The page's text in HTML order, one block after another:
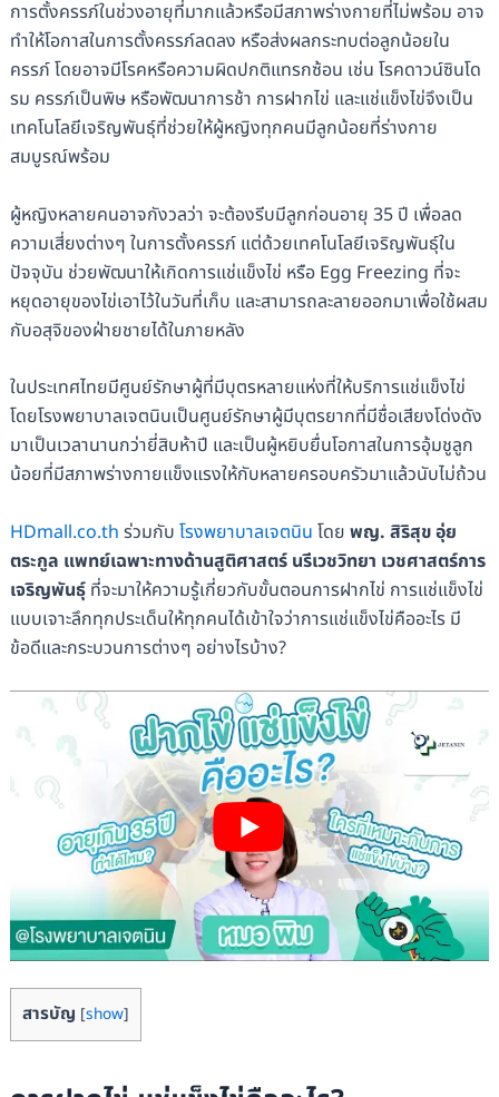
การตั้งครรภ์ในช่วงอายุที่มากแล้วหรือมีสภาพร่างกายที่ไม่พร้อม อาจ
ทำให้โอกาสในการตั้งครรภ์ลดลง หรือส่งผลกระทบต่อลูกน้อยใน
ครรภ์ โดยอาจมีโรคหรือความผิดปกติแทรกซ้อน เช่น โรคดาวน์ซินโด
รม ครรภ์เป็นพิษ หรือพัฒนาการช้า การฝากไข่ และแช่แข็งไข่จึงเป็น
เทคโนโลยีเจริญพันธุ์ที่ช่วยให้ผู้หญิงทุกคนมีลูกน้อยที่ร่างกาย
สมบูรณ์พร้อม
ผู้หญิงหลายคนอาจกังวลว่า จะต้องรีบมีลูกก่อนอายุ 35 ปี เพื่อลด
ความเสี่ยงต่างๆ ในการตั้งครรภ์ แต่ด้วยเทคโนโลยีเจริญพันธุ์ใน
ปัจจุบัน ช่วยพัฒนาให้เกิดการแช่แข็งไข่ หรือ Egg Freezing ที่จะ
หยุดอายุของไข่เอาไว้ในวันที่เก็บ และสามารถละลายออกมาเพื่อใช้ผสม
กับอสุจิของฝ่ายชายได้ในภายหลัง
ในประเทศไทยมีศูนย์รักษาผู้ที่มีบุตรหลายแห่งที่ให้บริการแช่แข็งไข่
โดยโรงพยาบาลเจตนินเป็นศูนย์รักษาผู้มีบุตรยากที่มีชื่อเสียงโด่งดัง
มาเป็นเวลานานกว่ายี่สิบห้าปี และเป็นผู้หยิบยื่นโอกาสในการอุ้มชูลูก
น้อยที่มีสภาพร่างกายแข็งแรงให้กับหลายครอบครัวมาแล้วนับไม่ถ้วน
HDmall.co.th ร่วมกับ โรงพยาบาลเจตนิน โดย พญ. สิริสุข อุ่ย
ตระกูล แพทย์เฉพาะทางด้านสูติศาสตร์ นรีเวชวิทยา เวชศาสตร์การ
เจริญพันธุ์ที่จะมาให้ความรู้เกี่ยวกับขั้นตอนการฝากไข่ การแช่แข็งไข่
แบบเจาะลึกทุกประเด็นให้ทุกคนได้เข้าใจว่าการแช่แข็งไข่คืออะไร มี
ข้อดีและกระบวนการต่างๆ อย่างไรบ้าง?
สารบัญ [show]